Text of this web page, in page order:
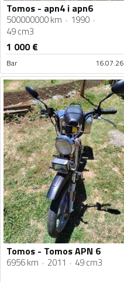
Tomos - apn4 i apn6
500000000 km
1990
49 cm3
1 000€
Bar 16.07.26
Tomos - Tomos APN 6
6956 km 2011 49 cm3